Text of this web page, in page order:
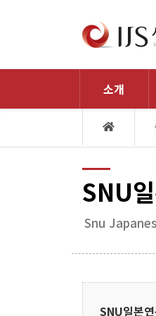
소개
SNU
Snu
SNU일본